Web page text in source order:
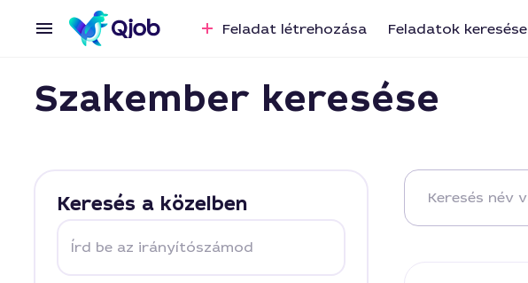
Feladat létrehozása Feladatok keresése
Szakember keresése
Keresés a közelben
Írd be az irányítószámod